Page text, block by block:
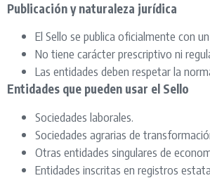
Publicación y naturaleza jurídica
El Sello se publica oficialmente con
No tiene carácter prescriptivo ni
Las entidades deben respetar la
Entidades que pueden usar el Sello
Sociedades laborales.
Sociedades agrarias de
Otras entidades singulares de
Entidades inscritas en registros